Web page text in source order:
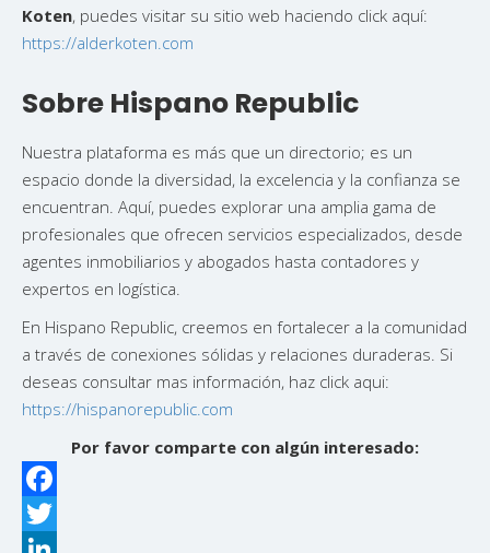
Koten, puedes visitar su sitio web haciendo click aquí:
https://alderkoten.com
Sobre Hispano Republic
Nuestra plataforma es más que un directorio; es un
espacio donde la diversidad, la excelencia y la confianza se
encuentran. Aquí, puedes explorar una amplia gama de
profesionales que ofrecen servicios especializados, desde
agentes inmobiliarios y abogados hasta contadores y
expertos en logística.
En Hispano Republic, creemos en fortalecer a la comunidad
a través de conexiones sólidas y relaciones duraderas. Si
deseas consultar mas información, haz click aqui:
https://hispanorepublic.com
Por favor comparte con algún interesado: